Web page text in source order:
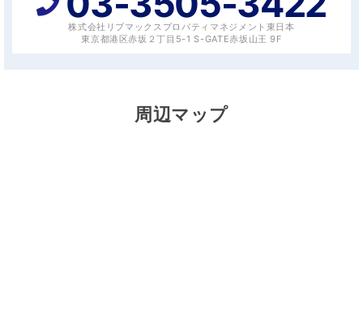
株式会社リブマックスプロパティマネジメント東日本
東京都港区赤坂２丁目5-1 S-GATE赤坂山王 9F
周辺マップ